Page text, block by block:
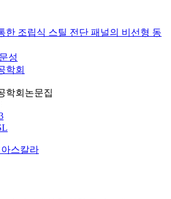
한 조립식 스틸 전단 패널의 비선형 동
성
학회
학회논문집
스칼라